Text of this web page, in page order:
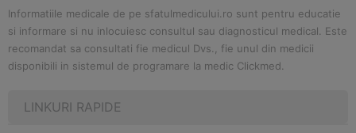
Informatiile medicale de pe sfatulmedicului.ro sunt pentru educatie
si informare si nu inlocuiesc consultul sau diagnosticul medical. Este
recomandat sa consultati fie medicul Dvs., fie unul din medicii
disponibili in sistemul de programare la medic Clickmed.
LINKURI RAPIDE